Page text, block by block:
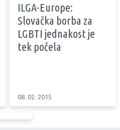
ILGA-Europe:
Slovačka borba za
LGBTI jednakost je
tek počela
08. 02. 2015